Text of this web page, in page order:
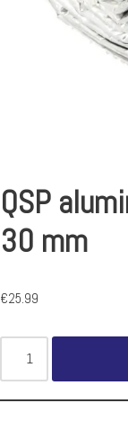
QSP
30 mm
€25.99